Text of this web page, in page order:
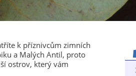
k příznivcům zimních
a Malých Antil, proto
ostrov, který vám